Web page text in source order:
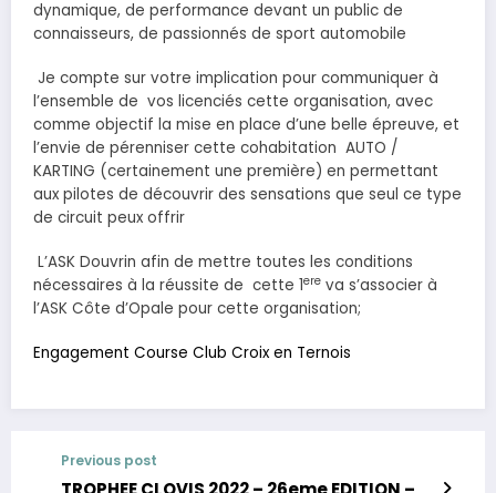
dynamique, de performance devant un public de
connaisseurs, de passionnés de sport automobile
Je compte sur votre implication pour communiquer à
l’ensemble de vos licenciés cette organisation, avec
comme objectif la mise en place d’une belle épreuve, et
l’envie de pérenniser cette cohabitation AUTO /
KARTING (certainement une première) en permettant
aux pilotes de découvrir des sensations que seul ce type
de circuit peux offrir
L’ASK Douvrin afin de mettre toutes les conditions
nécessaires à la réussite de cette 1ere va s’associer à
l’ASK Côte d’Opale pour cette organisation;
Engagement Course Club Croix en Ternois
Previous post